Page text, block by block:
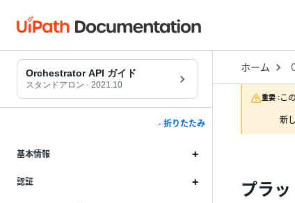
Orchestrator API ガイド
スタンドアロン · 2021.10
- 折りたたみ
基本情報
認証
ホーム
重要 :こ
新
プラ